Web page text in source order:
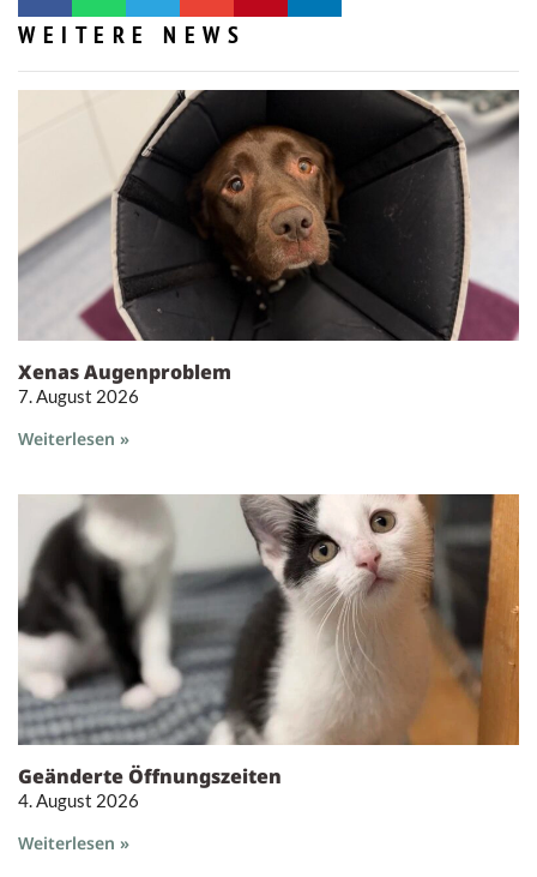
WEITERE NEWS
Xenas Augenproblem
7. August 2026
Weiterlesen »
Geänderte Öffnungszeiten
4. August 2026
Weiterlesen »